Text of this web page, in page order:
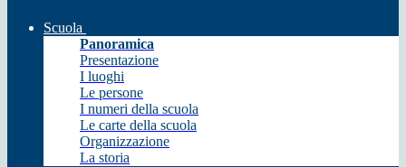
Scuola
Panoramica
Presentazione
I luoghi
Le persone
I numeri della scuola
Le carte della scuola
Organizzazione
La storia